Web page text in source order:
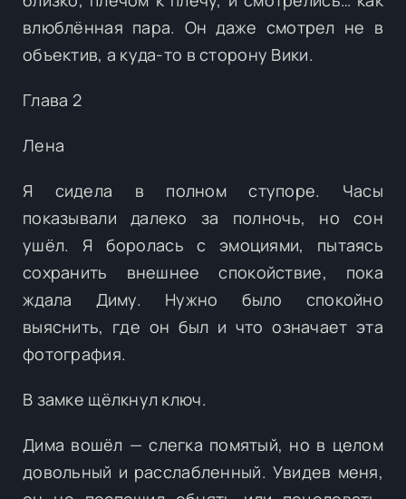
влюблённая пара. Он даже смотрел не в
объектив, а куда-то в сторону Вики.
Глава 2
Лена
Я сидела в полном ступоре. Часы
показывали далеко за полночь, но сон
ушёл. Я боролась с эмоциями, пытаясь
сохранить внешнее спокойствие, пока
ждала Диму. Нужно было спокойно
выяснить, где он был и что означает эта
фотография.
В замке щёлкнул ключ.
Дима вошёл — слегка помятый, но в целом
довольный и расслабленный. Увидев меня,